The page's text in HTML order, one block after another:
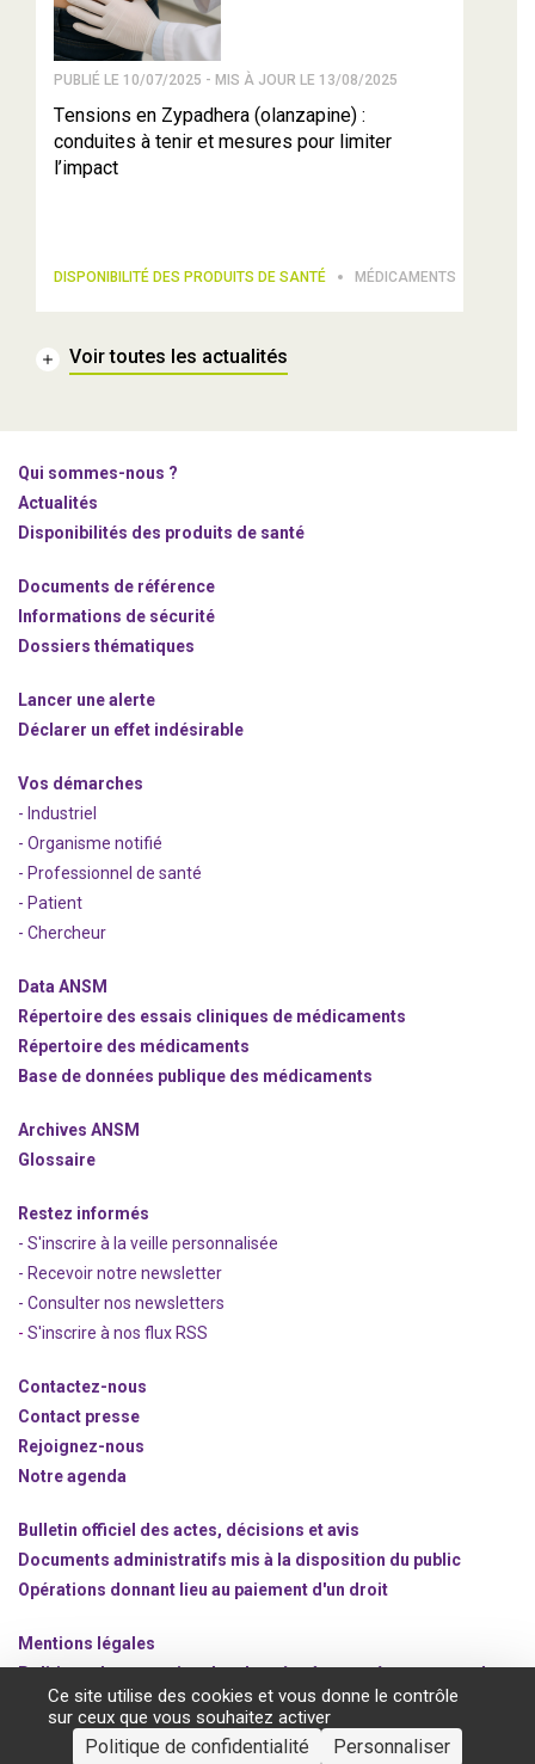
PUBLIÉ LE 10/07/2025 - MIS À JOUR LE 13/08/2025
Tensions en Zypadhera (olanzapine) :
conduites à tenir et mesures pour limiter
l’impact
DISPONIBILITÉ DES PRODUITS DE SANTÉ MÉDICAMENTS
Voir toutes les actualités
Qui sommes-nous ?
Actualités
Disponibilités des produits de santé
Documents de référence
Informations de sécurité
Dossiers thématiques
Lancer une alerte
Déclarer un effet indésirable
Vos démarches
- Industriel
- Organisme notifié
- Professionnel de santé
- Patient
- Chercheur
Data ANSM
Répertoire des essais cliniques de médicaments
Répertoire des médicaments
Base de données publique des médicaments
Archives ANSM
Glossaire
Restez informés
- S'inscrire à la veille personnalisée
- Recevoir notre newsletter
- Consulter nos newsletters
- S'inscrire à nos flux RSS
Contactez-nous
Contact presse
Rejoignez-nous
Notre agenda
Bulletin officiel des actes, décisions et avis
Documents administratifs mis à la disposition du public
Opérations donnant lieu au paiement d'un droit
Mentions légales
Politique de protection des données à caractère personnel
Gestion des cookies
Ce site utilise des cookies et vous donne le contrôle
sur ceux que vous souhaitez activer
Personnaliser
Politique de confidentialité